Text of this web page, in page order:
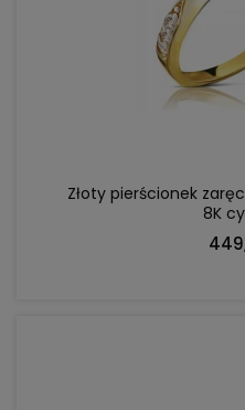
Złoty pierścionek
8K
DO